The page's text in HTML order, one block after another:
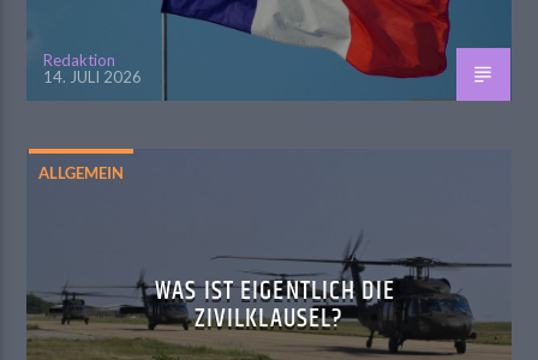
Redaktion
14. JULI 2026
ALLGEMEIN
WAS IST EIGENTLICH DIE
ZIVILKLAUSEL?